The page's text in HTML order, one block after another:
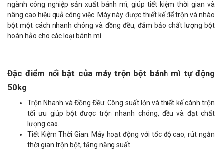
ngành công nghiệp sản xuất bánh mì, giúp tiết kiệm thời gian và
nâng cao hiệu quả công việc. Máy này được thiết kế để trộn và nhào
bột một cách nhanh chóng và đồng đều, đảm bảo chất lượng bột
hoàn hảo cho các loại bánh mì.
Đặc điểm nổi bật của máy trộn bột bánh mì tự động
50kg
Trộn Nhanh và Đồng Đều: Công suất lớn và thiết kế cánh trộn
tối ưu giúp bột được trộn nhanh chóng, đều và đạt chất
lượng cao.
Tiết Kiệm Thời Gian: Máy hoạt động với tốc độ cao, rút ngắn
thời gian trộn bột, tăng năng suất.